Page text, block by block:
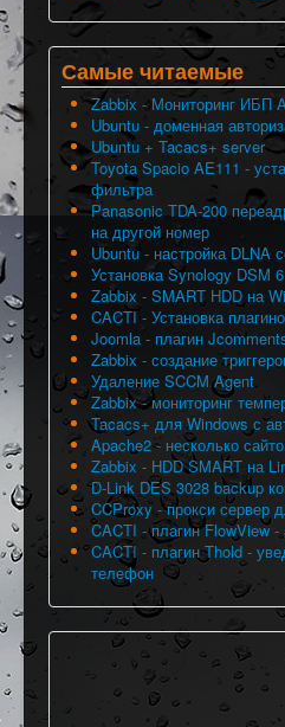
Самые читаемые
Zabbix - Мониторинг ИБП
Ubuntu - доменная
Ubuntu + Tacacs+ server
Toyota Spacio AE111 -
фильтра
Panasonic TDA-200
на другой номер
Ubuntu - настройка DLNA
Установка Synology DSM
Zabbix - SMART HDD на
CACTI - Установка
Joomla - плагин
Zabbix - создание
Удаление SCCM Agent
Zabbix - мониторинг
Tacacs+ для Windows с
Apache2 - несколько
Zabbix - HDD SMART на
D-Link DES 3028 backup
CCProxy - прокси сервер
CACTI - плагин FlowView
CACTI - плагин Thold -
телефон